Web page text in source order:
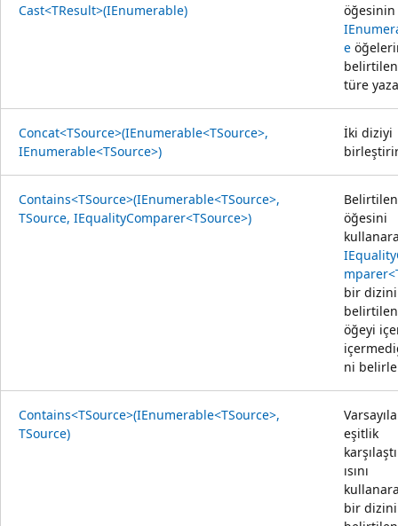
Cast<TResult>(IEnumerable)
öğesinin
e
belirtilen
türe
Concat<TSource>(IEnumerable<TSource>,
IEnumerable<TSource>)
İki diziyi
Contains<TSource>(IEnumerable<TSource>,
TSource, IEqualityComparer<TSource>)
Belirtilen
öğesini
bir
belirtilen
öğeyi
ni
Contains<TSource>(IEnumerable<TSource>,
TSource)
eşitlik
ısını
bir